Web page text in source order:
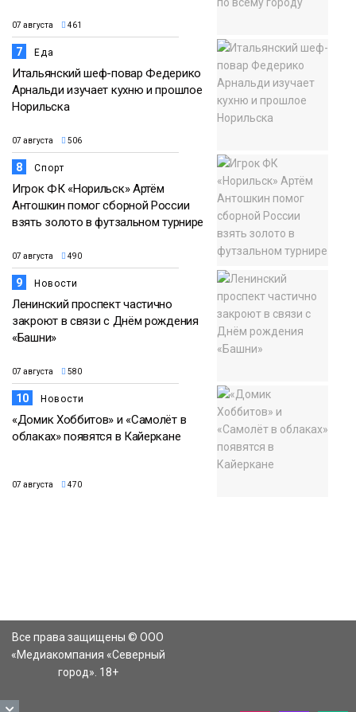
07 августа 461
7 Еда
Итальянский шеф-повар Федерико
Арнальди изучает кухню и прошлое
Норильска
07 августа 506
8 Спорт
Игрок ФК «Норильск» Артём
Антошкин помог сборной России
взять золото в футзальном турнире
07 августа 490
9 Новости
Ленинский проспект частично
закроют в связи с Днём рождения
«Башни»
07 августа 580
10 Новости
«Домик Хоббитов» и «Самолёт в
облаках» появятся в Кайеркане
07 августа 470
Все права защищены © ООО
«Медиакомпания «Северный
город». 18+